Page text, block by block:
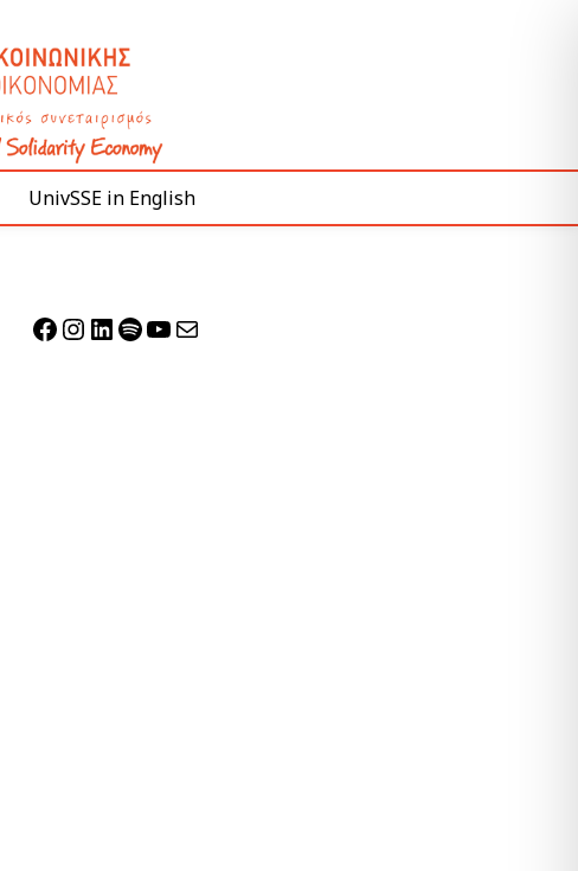
UnivSSE in English
Facebook
Instagram
Linkedin
Spotify
YouTube
Mail